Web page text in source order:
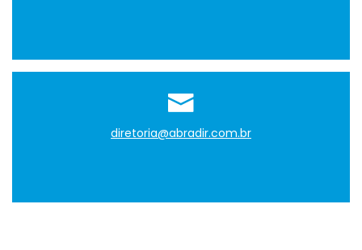
diretoria@abradir.com.br